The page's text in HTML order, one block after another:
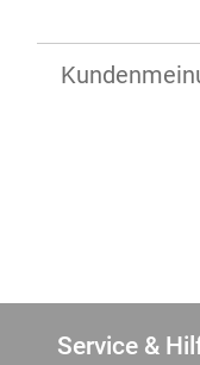
Service &